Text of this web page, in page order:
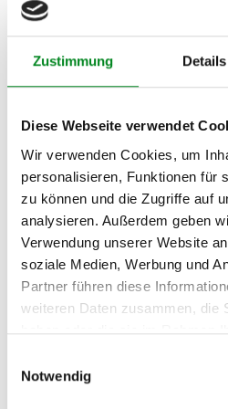
Zustimmung Details
Diese Webseite verwendet
Wir verwenden Cookies, um
personalisieren, Funktionen für
zu können und die Zugriffe auf
analysieren. Außerdem geben
Verwendung unserer Website
soziale Medien, Werbung und
Partner führen diese
weiteren Daten zusammen, die
haben oder die sie im Rahmen
Notwendig
SKODA FABIA Limousine
SKODA FABIA Limousine
(6Y3) 1.9 TDI
SKODA FABIA Limousine
(6Y3) 2.0
SKODA ROOMSTER (5J)
SKODA ROOMSTER (5J)
1.6 TDI
SKODA FABIA 1.2 16V
SKODA FABIA 1.2 TDI